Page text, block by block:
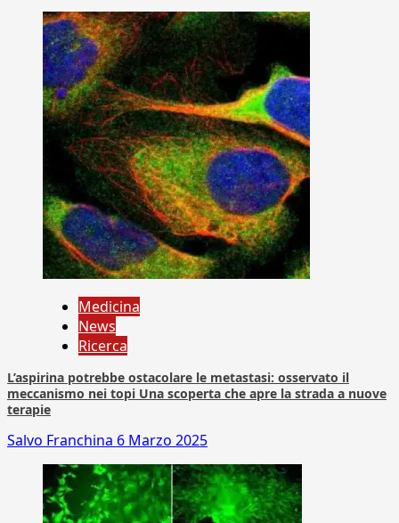
Medicina
News
Ricerca
L’aspirina potrebbe ostacolare le metastasi: osservato il
meccanismo nei topi Una scoperta che apre la strada a nuove
terapie
Salvo Franchina 6 Marzo 2025